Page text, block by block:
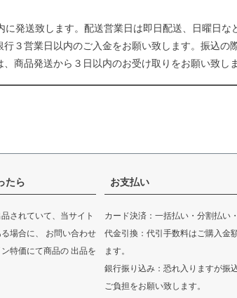
発送致します。配送営業日は即日配送、日曜日な
３営業日以内のご入金をお願い致します。振込の
商品発送から３日以内のお受け取りをお願い致しま
たら
されていて、当サイト
場合に、 お問い合わせ
特価にて商品の 出品を
お支払い
カード決済：一括払い・分割払い
代金引換：代引手数料はご購入金
ます。
銀行振り込み：恐れ入りますが振
ご負担をお願い致します。